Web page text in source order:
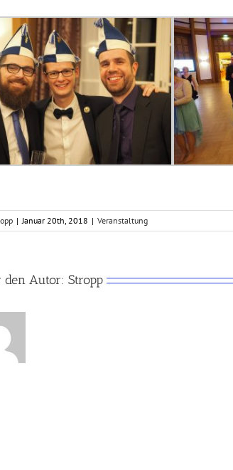
| Januar 20th, 2018 | Veranstaltung
den Autor: Stropp